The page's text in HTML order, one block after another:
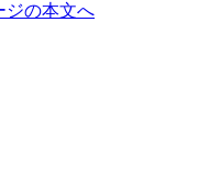
ジの本文へ